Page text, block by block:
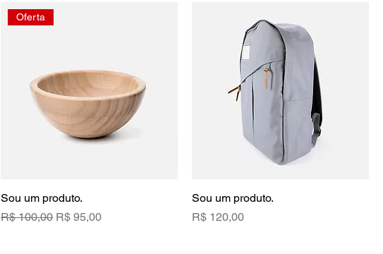
Oferta
Sou um produto.
Preço normal
R$ 100,00 Preço promocional
R$ 95,00
Sou um produto.
Preço
R$ 120,00